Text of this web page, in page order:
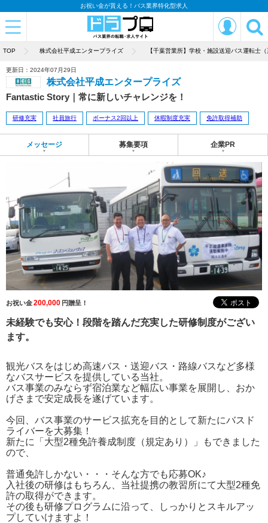
お祝い金が貰える！バス業界特化型求人
TOP 株式会社平成エンタープライズ 【千葉営業所】学校・施設送迎バス運転士
更新日：2024年07月29日
株式会社平成エンタープライズ
Fantastic Story｜常に新しいチャレンジを！
研修充実 社員旅行 ボーナス2回以上 休暇制度充実 免許取得補助
メッセージ 募集要項 企業PR
お祝い金200,000 円贈呈！
未経験でも安心！段階を踏んだ充実した研修制度がござい
ます。
観光バスをはじめ高速バス・送迎バス・路線バスなど多様
なバスサービスを提供している当社。
バス事業のみならず宿泊業など幅広い事業を展開し、おか
げさまで安定成長を遂げています。
今回、バス事業のサービス拡充を目的として新たにバスド
ライバーを大募集！
新たに「大型2種免許養成制度（規定あり）」もできました
ので、
普通免許しかない・・・そんな方でも応募OK♪
入社後の研修はもちろん、当社提携の教習所にて大型2種免
許の取得ができます。
その後も研修プログラムに沿って、しっかりとスキルアッ
プしていけますよ！